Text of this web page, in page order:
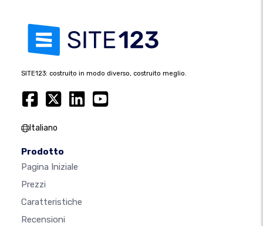
SITE123: costruito in modo diverso, costruito meglio.
Italiano
Prodotto
Pagina Iniziale
Prezzi
Caratteristiche
Recensioni